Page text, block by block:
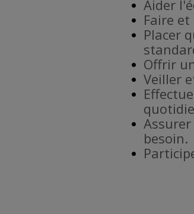
Aider
Faire
Placer
Offrir
Veiller
besoin.